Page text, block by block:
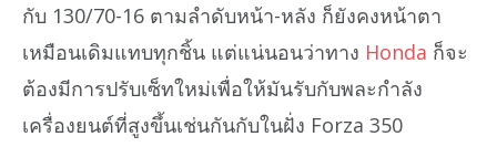
กับ 130/70-16 ตามลำดับหน้า-หลัง ก็ยังคงหน้าตา
เหมือนเดิมแทบทุกชิ้น แต่แน่นอนว่าทาง Honda ก็จะ
ต้องมีการปรับเซ็ทใหม่เพื่อให้มันรับกับพละกำลัง
เครื่องยนต์ที่สูงขึ้นเช่นกันกับในฝั่ง Forza 350